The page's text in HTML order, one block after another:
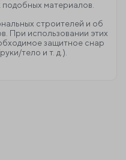
материалов.
строителей и об
При использовании этих
защитное снар
тело и т. д.).